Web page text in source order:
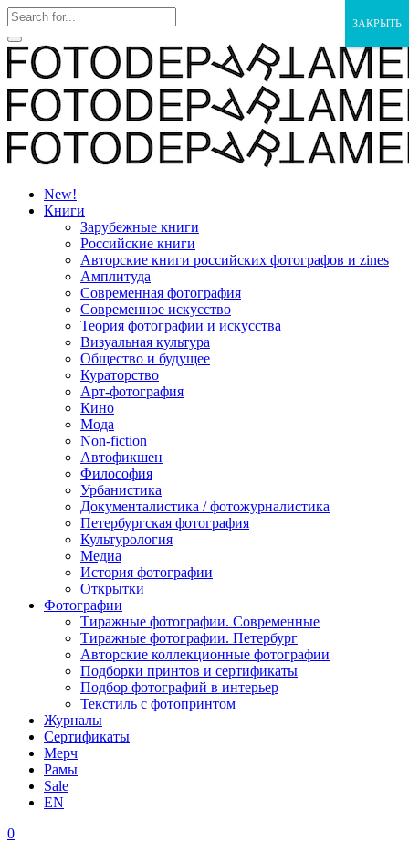
New!
Книги
Зарубежные книги
Российские книги
Авторские книги российских фотографов и zines
Амплитуда
Современная фотография
Современное искусство
Теория фотографии и искусства
Визуальная культура
Общество и будущее
Кураторство
Арт-фотография
Кино
Мода
Non-fiction
Автофикшен
Философия
Урбанистика
Документалистика / фотожурналистика
Петербургская фотография
Культурология
Медиа
История фотографии
Открытки
Фотографии
Тиражные фотографии. Современные
Тиражные фотографии. Петербург
Авторские коллекционные фотографии
Подборки принтов и сертификаты
Подбор фотографий в интерьер
Текстиль с фотопринтом
Журналы
Сертификаты
Мерч
Рамы
Sale
EN
0
ЗАКРЫТЬ